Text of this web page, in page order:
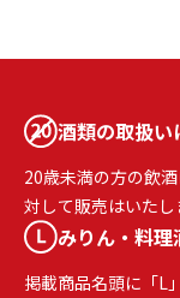
酒類の取扱い
20歳未満の方の飲
対して販売はいたし
みりん・料
掲載商品名頭に「L